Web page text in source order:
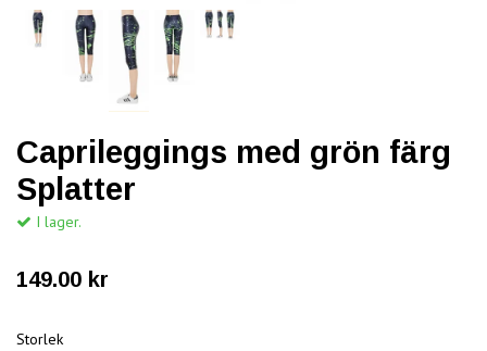
Caprileggings med grön färg
Splatter
I lager.
149.00 kr
Storlek